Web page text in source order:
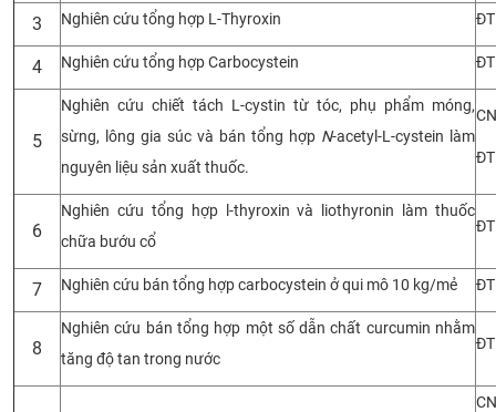
HTQT
CỰU NGƯỜI HỌC
3 Nghiên cứu tổng hợp L-Thyroxin
4 Nghiên cứu tổng hợp Carbocystein
5
Nghiên cứu chiết tách L-cystin từ tóc, phụ phẩm móng,
sừng, lông gia súc và bán tổng hợp N-acetyl-L-cystein làm
nguyên liệu sản xuất thuốc.
6
Nghiên cứu tổng hợp l-thyroxin và liothyronin làm thuốc
chữa bướu cổ
7 Nghiên cứu bán tổng hợp carbocystein ở qui mô 10 kg/mẻ
8
Nghiên cứu bán tổng hợp một số dẫn chất curcumin nhằm
tăng độ tan trong nước